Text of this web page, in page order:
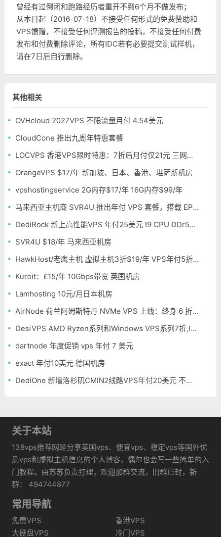
曾经有过倒闭和跑路经历者重开不到6个月不做发布；
从本日起（2016-07-18）不接受任何形式的免费赞助和
VPS馈赠，不接受任何评测报告的投稿，不接受任何付费
发布和付费删除评论，所有IDC若有必要提交测试样机，
请在7日后自行删除。
其他相关
OVHcloud 2027VPS 不限流量月付 4.54美元
CloudCone 推出九周年特惠套餐
LOCVPS 香港VPS限时特惠：7折后月付仅21元 三网优化BGP线路 可选原生IP
OrangeVPS $17/年 新加坡、日本、香港、堪萨斯机房
vpshostingservice 2G内存$17/年 16G内存$99/年
马来西亚主机商 SVR4U 推出年付 VPS 套餐，搭载 EPYC/至强铂金，支持支付宝
DediRock 新上高性能VPS 年付25美元 I9 CPU DDr5内存 纽约机房
SVR4U $18/年 马来西亚机房
HawkHost/老鹰主机 虚拟主机3折$19/年 VPS年付5折$25/年
Kuroit：£15/年 10Gbps带宽 英国机房
Lamhosting 10元/月日本机房
AirNode 荷兰阿姆斯特丹 NVMe VPS 上线：终身 6 折，€1.99/月起，2.5Tbit/s DDoS 防护
DesiVPS AMD Ryzen系列和Windows VPS系列7折,Intel系列年付11.6美元
dartnode 年度促销 vps 年付 7 美元
exact 年付10美元 德国机房
DediOne 新增洛杉矶CMIN2线路VPS年付20美元 不限流量
关于本站
138vps推荐网是分享美国vps、便宜vps、稳定vps等国外优
质vps和虚拟主机信息的个人博客，偶尔也会写一些简单的入
门教程。由苏苏负责打理，欢迎加群交流，旧群已封，新
群： 494744877
常用导航
免费VPS
香港VPS
大硬盘VPS
冷门VPS